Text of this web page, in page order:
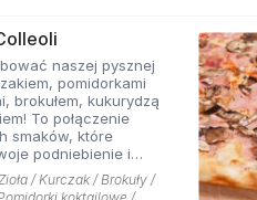
naszej pysznej
pomidorkami
brokułem, kukurydzą
To połączenie
smaków, które
podniebienie i
o innych
pizza jest idealna
/ Kurczak / Brokuły /